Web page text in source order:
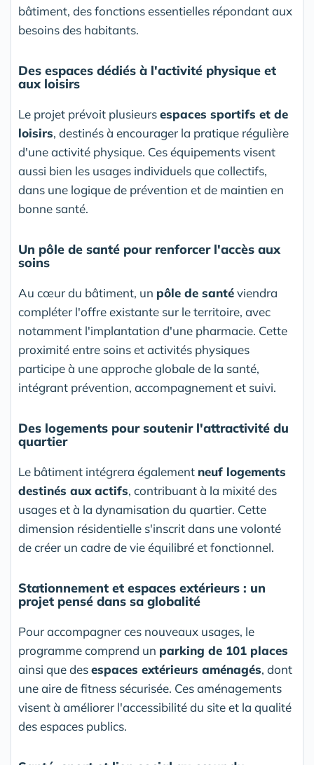
bâtiment, des fonctions essentielles répondant aux
besoins des habitants.
Des espaces dédiés à l'activité physique et
aux loisirs
Le projet prévoit plusieursespaces sportifs et de
loisirs, destinés à encourager la pratique régulière
d'une activité physique. Ces équipements visent
aussi bien les usages individuels que collectifs,
dans une logique de prévention et de maintien en
bonne santé.
Un pôle de santé pour renforcer l'accès aux
soins
Au cœur du bâtiment, un pôle de santéviendra
compléter l'offre existante sur le territoire, avec
notamment l'implantation d'une pharmacie. Cette
proximité entre soins et activités physiques
participe à une approche globale de la santé,
intégrant prévention, accompagnement et suivi.
Des logements pour soutenir l'attractivité du
quartier
Le bâtiment intégrera également neuf logements
destinés aux actifs, contribuant à la mixité des
usages et à la dynamisation du quartier. Cette
dimension résidentielle s'inscrit dans une volonté
de créer un cadre de vie équilibré et fonctionnel.
Stationnement et espaces extérieurs : un
projet pensé dans sa globalité
Pour accompagner ces nouveaux usages, le
programme comprend un parking de 101 places
ainsi que desespaces extérieurs aménagés, dont
une aire de fitness sécurisée. Ces aménagements
visent à améliorer l'accessibilité du site et la qualité
des espaces publics.